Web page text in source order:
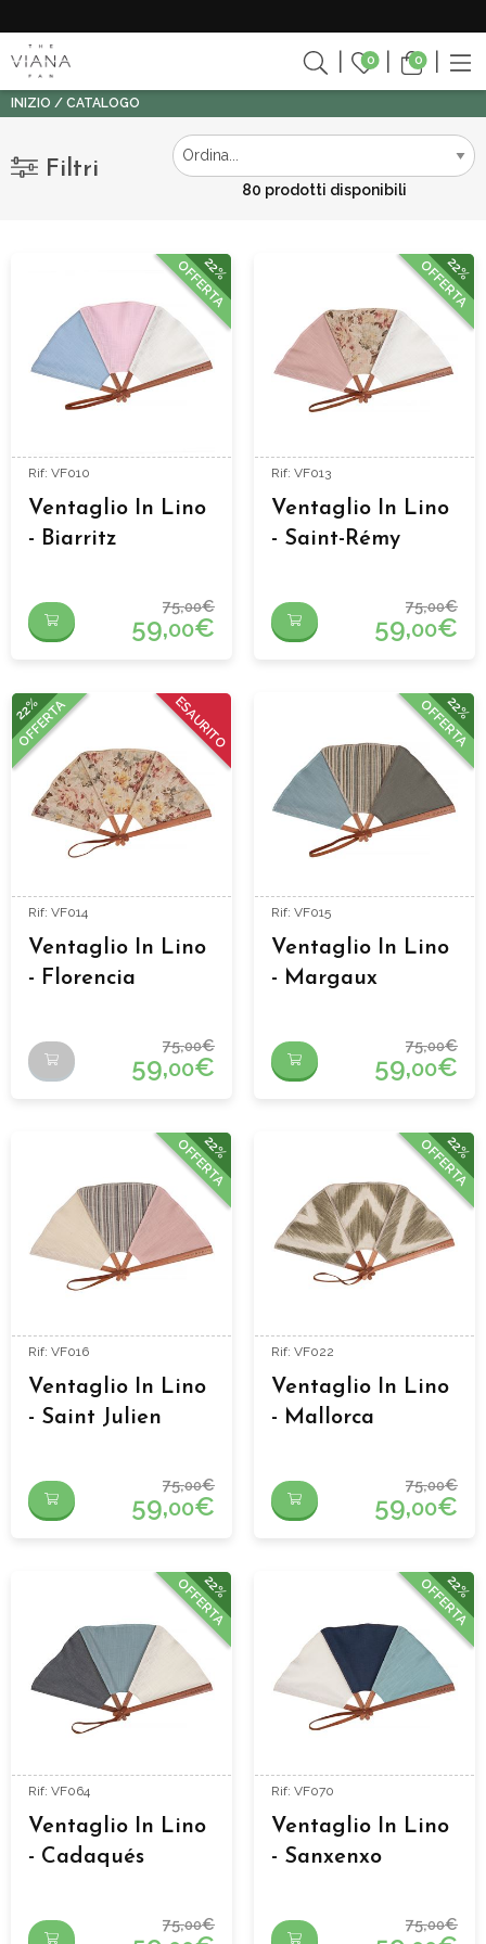
0 0
INIZIO CATALOGO
Filtri
80 prodotti disponibili
22%
OFFERTA
Rif: VF010
Ventaglio In Lino
- Biarritz
75,00€
59,00€
22%
OFFERTA
Rif: VF013
Ventaglio In Lino
- Saint-Rémy
75,00€
59,00€
ESAURITO
22%
OFFERTA
Rif: VF014
Ventaglio In Lino
- Florencia
75,00€
59,00€
22%
OFFERTA
Rif: VF015
Ventaglio In Lino
- Margaux
75,00€
59,00€
22%
OFFERTA
Rif: VF016
Ventaglio In Lino
- Saint Julien
75,00€
59,00€
22%
OFFERTA
Rif: VF022
Ventaglio In Lino
- Mallorca
75,00€
59,00€
22%
OFFERTA
Rif: VF064
Ventaglio In Lino
- Cadaqués
75,00€
22%
OFFERTA
Rif: VF070
Ventaglio In Lino
- Sanxenxo
75,00€